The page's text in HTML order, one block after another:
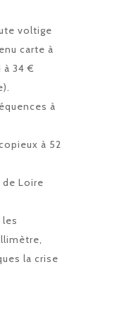
voltige
carte à
34 €
à
à 52
de Loire
la crise